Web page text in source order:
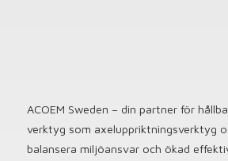
ACOEM Sweden – din partner för
verktyg som axeluppriktningsverktyg
balansera miljöansvar och ökad